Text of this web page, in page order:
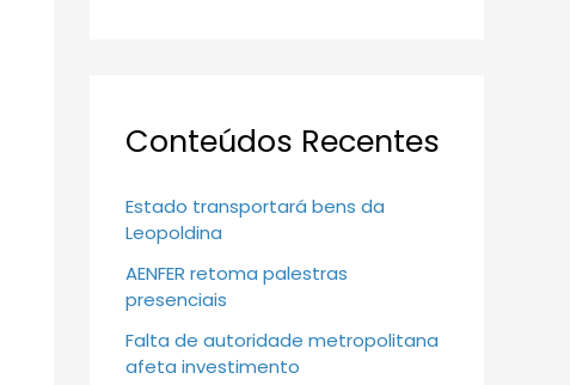
Conteúdos Recentes
Estado transportará bens da
Leopoldina
AENFER retoma palestras
presenciais
Falta de autoridade metropolitana
afeta investimento